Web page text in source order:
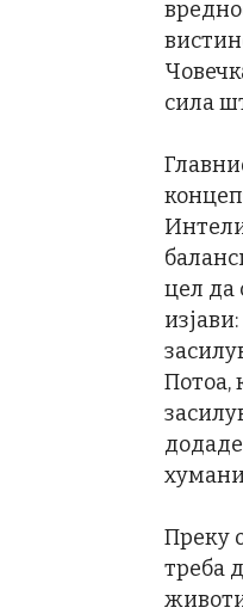
сила
цел да
Потоа,
Преку
треба